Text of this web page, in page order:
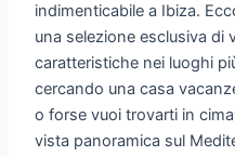
indimenticabile a Ibiza.
una selezione esclusiva di
caratteristiche nei luoghi
cercando una casa
o forse vuoi trovarti in
vista panoramica sul